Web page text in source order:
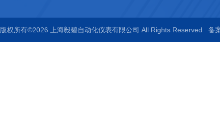
版权所有©2026 上海毅碧自动化仪表有限公司 All Rights Reserved 备